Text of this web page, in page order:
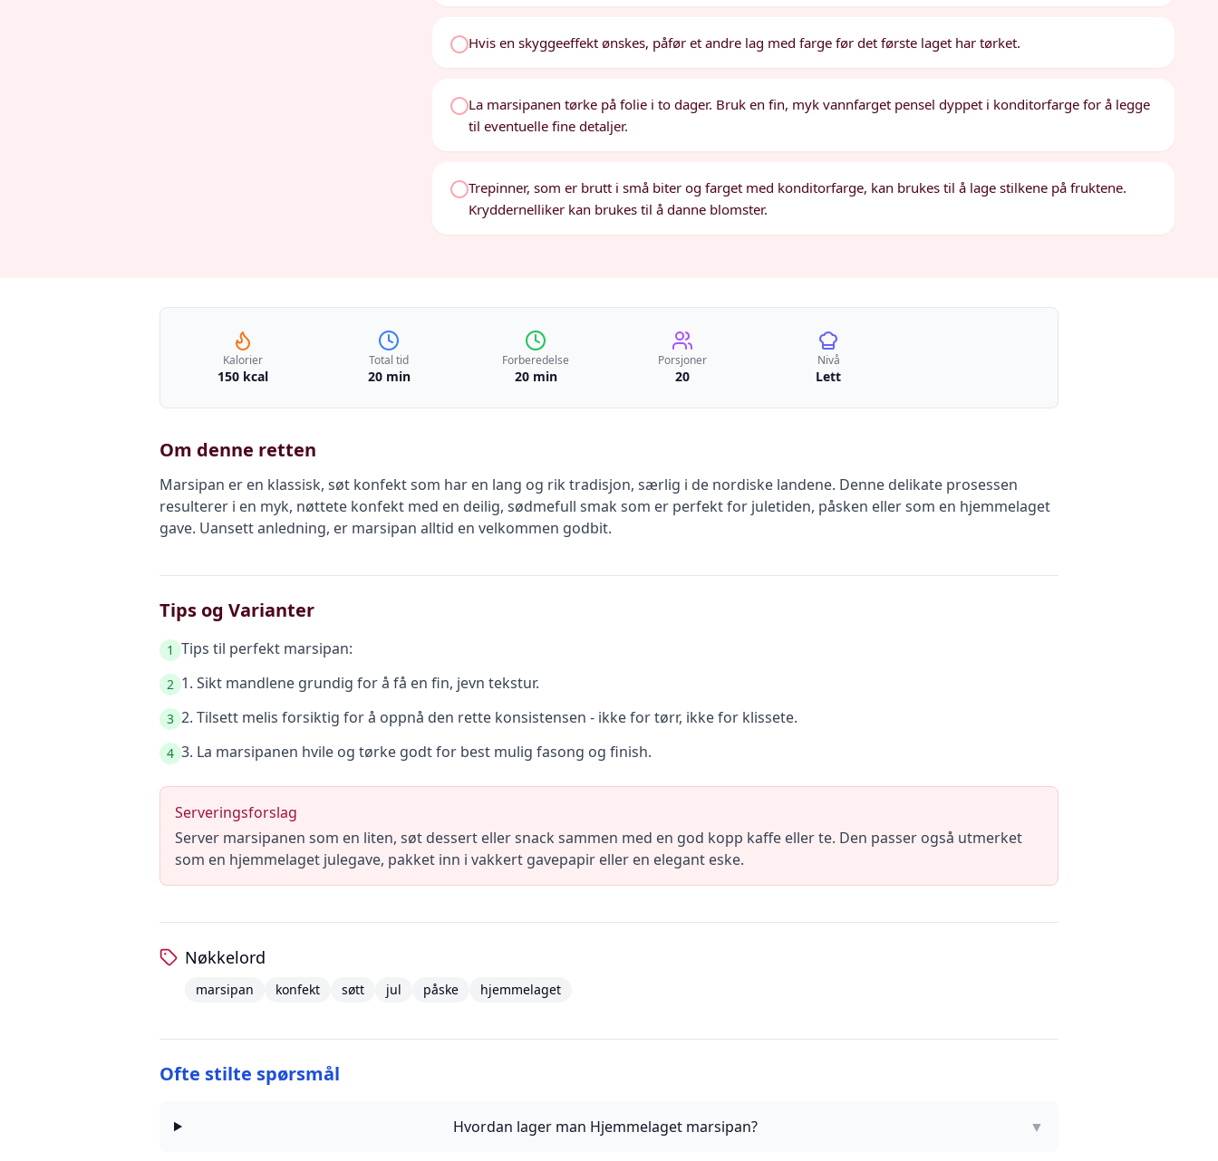
Hvis en skyggeeffekt ønskes, påfør et andre lag med farge før det første laget har tørket.
La marsipanen tørke på folie i to dager. Bruk en fin, myk vannfarget pensel dyppet i konditorfarge for å legge
til eventuelle fine detaljer.
Trepinner, som er brutt i små biter og farget med konditorfarge, kan brukes til å lage stilkene på fruktene.
Kryddernelliker kan brukes til å danne blomster.
Kalorier
150 kcal
Total tid
20 min
Forberedelse
20 min
Porsjoner
20
Nivå
Lett
Om denne retten
Marsipan er en klassisk, søt konfekt som har en lang og rik tradisjon, særlig i de nordiske landene. Denne delikate prosessen
resulterer i en myk, nøttete konfekt med en deilig, sødmefull smak som er perfekt for juletiden, påsken eller som en hjemmelaget
gave. Uansett anledning, er marsipan alltid en velkommen godbit.
Tips og Varianter
1 Tips til perfekt marsipan:
2 1. Sikt mandlene grundig for å få en fin, jevn tekstur.
3 2. Tilsett melis forsiktig for å oppnå den rette konsistensen - ikke for tørr, ikke for klissete.
4 3. La marsipanen hvile og tørke godt for best mulig fasong og finish.
Serveringsforslag
Server marsipanen som en liten, søt dessert eller snack sammen med en god kopp kaffe eller te. Den passer også utmerket
som en hjemmelaget julegave, pakket inn i vakkert gavepapir eller en elegant eske.
Nøkkelord
marsipan konfekt søtt jul påske hjemmelaget
Ofte stilte spørsmål
Hvordan lager man Hjemmelaget marsipan? ▼